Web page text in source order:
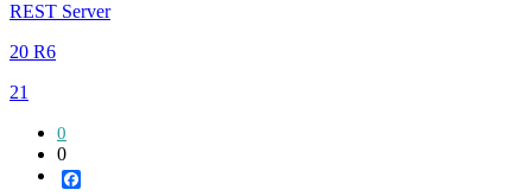
REST Server
20 R6
21
0
0